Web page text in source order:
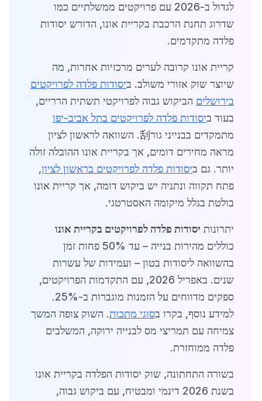
לגדול ב-2026 עם פרויקטים ממשלתיים כמו
שדרוג תחנת הרכבת בקריית אונו, הדורש יסודות
פלדה מתקדמים.
קריית אונו קרובה לערים מרכזיות אחרות, מה
שיוצר שוק אזורי משולב. ביסודות פלדה לפרויקטים
בירושלים הביקוש גבוה לפרויקטי תשתית הרריים,
בעוד ביסודות פלדה לפרויקטים בתל אביב-יפו
מתמקדים בבנייני גור刮. השוואה לראשון לציון
מראה מחירים דומים, אך בקריית אונו ההובלה זולה
יותר. גם ביסודות פלדה לפרויקטים בראשון לציון,
פתח תקווה ונתניה יש ביקוש דומה, אך קריית אונו
בולטת בגלל מיקומה האסטרטגי.
יתרונות יסודות פלדה לפרויקטים בקריית אונו
כוללים מהירות בנייה – עד 50% פחות זמן
בהשוואה ליסודות בטון – ועמידות של עשרות
שנים. באפריל 2026, עם התקדמות הפרויקטים,
ספקים מדווחים על הזמנות מוגברות ב-25%.
למידע נוסף, בקרו בסוגי מתכות. השוק צופה המשך
צמיחה עם תמריצי מס לבנייה ירוקה, המשלבים
פלדה ממוחזרת.
בשורה התחתונה, שוק יסודות הפלדה בקריית אונו
בשנת 2026 דינמי ומבטיח, עם ביקוש גבוה,